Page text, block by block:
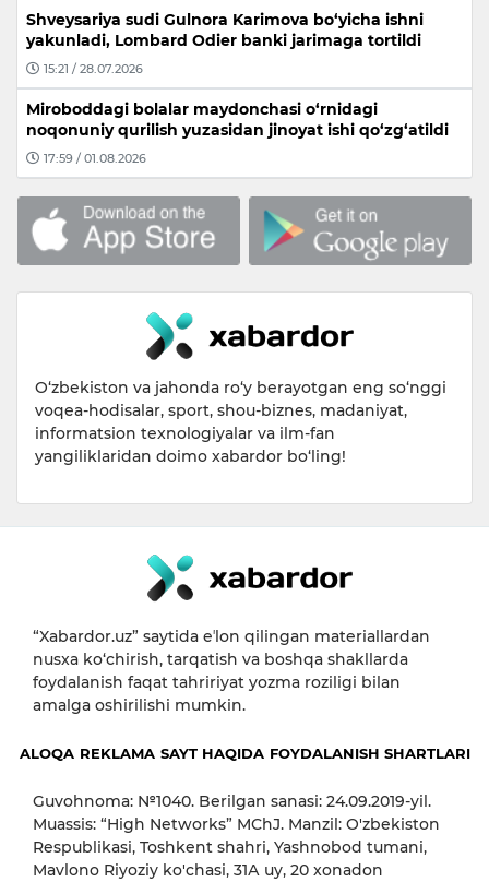
Shveysariya sudi Gulnora Karimova bo‘yicha ishni
yakunladi, Lombard Odier banki jarimaga tortildi
15:21 / 28.07.2026
Miroboddagi bolalar maydonchasi o‘rnidagi
noqonuniy qurilish yuzasidan jinoyat ishi qo‘zg‘atildi
17:59 / 01.08.2026
O‘zbekiston va jahonda ro‘y berayotgan eng so‘nggi
voqea-hodisalar, sport, shou-biznes, madaniyat,
informatsion texnologiyalar va ilm-fan
yangiliklaridan doimo xabardor bo‘ling!
“Xabardor.uz” saytida eʼlon qilingan materiallardan
nusxa ko‘chirish, tarqatish va boshqa shakllarda
foydalanish faqat tahririyat yozma roziligi bilan
amalga oshirilishi mumkin.
ALOQA REKLAMA SAYT HAQIDA FOYDALANISH SHARTLARI
Guvohnoma: №1040. Berilgan sanasi: 24.09.2019-yil.
Muassis: “High Networks” MChJ. Manzil: O'zbekiston
Respublikasi, Toshkent shahri, Yashnobod tumani,
Mavlono Riyoziy ko'chasi, 31А uy, 20 xonadon